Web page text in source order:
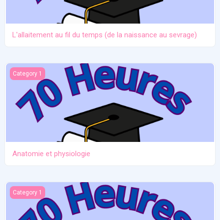
L'allaitement au fil du temps (de la naissance au sevrage)
Anatomie et physiologie
Category 1
Anatomie et physiologie
Ictère et hypoglycémie
Category 1